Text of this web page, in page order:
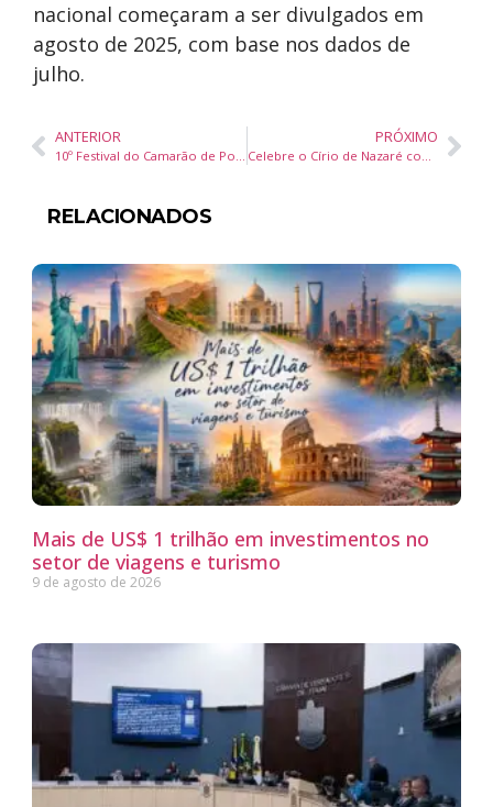
nacional começaram a ser divulgados em
agosto de 2025, com base nos dados de
julho.
ANTERIOR
10º Festival do Camarão de Porto Belo começa nesta sexta com entrada gratuita, shows nacionais e o maior risoto de frutos do mar do Brasil
PRÓXIMO
Celebre o Círio de Nazaré com receitas típicas da culinária nortista: aprenda a preparar Pirarucu de Casaca e Tacacá Clássico
RELACIONADOS
Mais de US$ 1 trilhão em investimentos no
setor de viagens e turismo
9 de agosto de 2026